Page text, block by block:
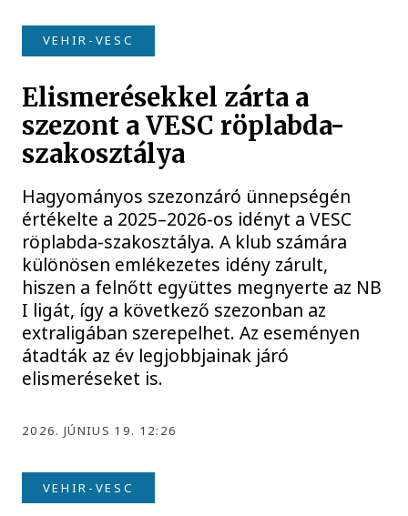
VEHIR-VESC
Elismerésekkel zárta a
szezont a VESC röplabda-
szakosztálya
Hagyományos szezonzáró ünnepségén
értékelte a 2025–2026-os idényt a VESC
röplabda-szakosztálya. A klub számára
különösen emlékezetes idény zárult,
hiszen a felnőtt együttes megnyerte az NB
I ligát, így a következő szezonban az
extraligában szerepelhet. Az eseményen
átadták az év legjobbjainak járó
elismeréseket is.
2026. JÚNIUS 19. 12:26
VEHIR-VESC